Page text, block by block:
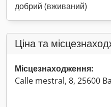
добрий (вживаний)
Ціна та
Місцезнаходження:
Calle mestral, 8, 25600